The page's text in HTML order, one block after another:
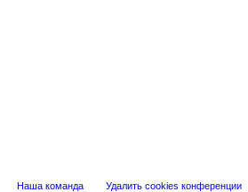
Удалить cookies конференции
Наша команда